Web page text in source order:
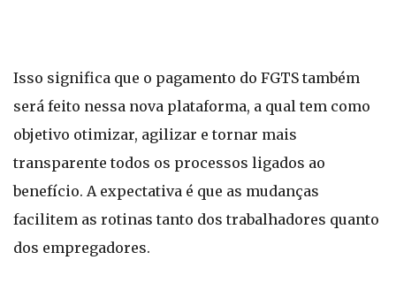
Isso significa que o pagamento do FGTS também
será feito nessa nova plataforma, a qual tem como
objetivo otimizar, agilizar e tornar mais
transparente todos os processos ligados ao
benefício. A expectativa é que as mudanças
facilitem as rotinas tanto dos trabalhadores quanto
dos empregadores.